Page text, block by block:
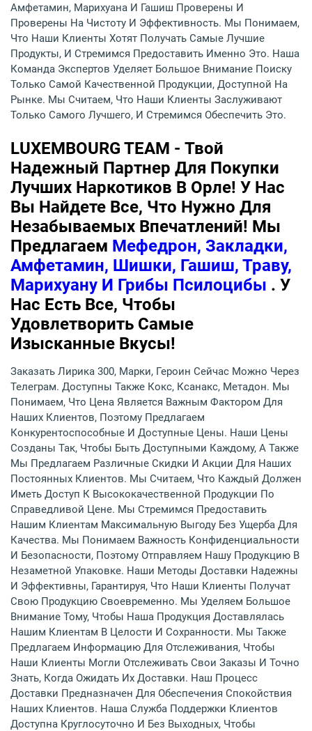
Амфетамин, Марихуана И Гашиш Проверены И
Проверены На Чистоту И Эффективность. Мы Понимаем,
Что Наши Клиенты Хотят Получать Самые Лучшие
Продукты, И Стремимся Предоставить Именно Это. Наша
Команда Экспертов Уделяет Большое Внимание Поиску
Только Самой Качественной Продукции, Доступной На
Рынке. Мы Считаем, Что Наши Клиенты Заслуживают
Только Самого Лучшего, И Стремимся Обеспечить Это.
LUXEMBOURG TEAM - Твой
Надежный Партнер Для Покупки
Лучших Наркотиков В Орле! У Нас
Вы Найдете Все, Что Нужно Для
Незабываемых Впечатлений! Мы
Предлагаем Мефедрон, Закладки,
Амфетамин, Шишки, Гашиш, Траву,
Марихуану И Грибы Псилоцибы . У
Нас Есть Все, Чтобы
Удовлетворить Самые
Изысканные Вкусы!
Заказать Лирика 300, Марки, Героин Сейчас Можно Через
Телеграм. Доступны Также Кокс, Ксанакс, Метадон. Мы
Понимаем, Что Цена Является Важным Фактором Для
Наших Клиентов, Поэтому Предлагаем
Конкурентоспособные И Доступные Цены. Наши Цены
Созданы Так, Чтобы Быть Доступными Каждому, А Также
Мы Предлагаем Различные Скидки И Акции Для Наших
Постоянных Клиентов. Мы Считаем, Что Каждый Должен
Иметь Доступ К Высококачественной Продукции По
Справедливой Цене. Мы Стремимся Предоставить
Нашим Клиентам Максимальную Выгоду Без Ущерба Для
Качества. Мы Понимаем Важность Конфиденциальности
И Безопасности, Поэтому Отправляем Нашу Продукцию В
Незаметной Упаковке. Наши Методы Доставки Надежны
И Эффективны, Гарантируя, Что Наши Клиенты Получат
Свою Продукцию Своевременно. Мы Уделяем Большое
Внимание Тому, Чтобы Наша Продукция Доставлялась
Нашим Клиентам В Целости И Сохранности. Мы Также
Предлагаем Информацию Для Отслеживания, Чтобы
Наши Клиенты Могли Отслеживать Свои Заказы И Точно
Знать, Когда Ожидать Их Доставки. Наш Процесс
Доставки Предназначен Для Обеспечения Спокойствия
Наших Клиентов. Наша Служба Поддержки Клиентов
Доступна Круглосуточно И Без Выходных, Чтобы